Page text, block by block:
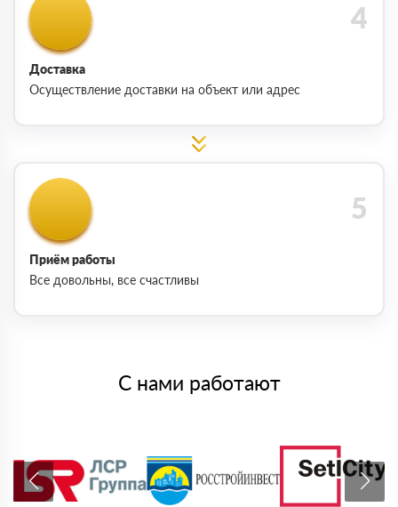
Доставка
Осуществление доставки на объект или адрес
Приём работы
Все довольны, все счастливы
С нами работают